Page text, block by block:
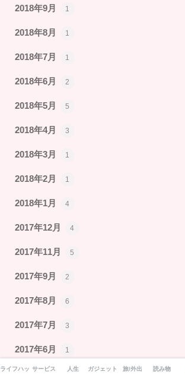
2018年9月 1
2018年8月 1
2018年7月 1
2018年6月 2
2018年5月 5
2018年4月 3
2018年3月 1
2018年2月 1
2018年1月 4
2017年12月 4
2017年11月 5
2017年9月 2
2017年8月 6
2017年7月 3
2017年6月 1
2017年5月 5
ライフハックサービス 人生 ガジェット 旅/外出 読み物